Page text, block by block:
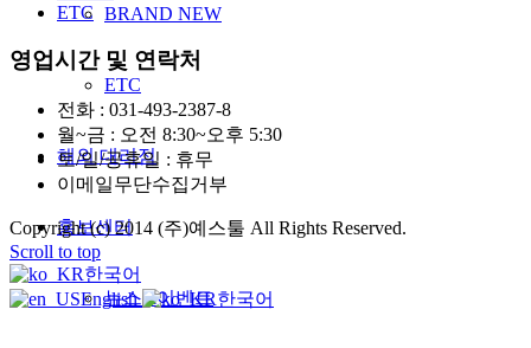
BRAND NEW
ETC
해외 대리점
홍보센터
뉴스&이벤트
ETC
영업시간 및 연락처
전화 : 031-493-2387-8
월~금 : 오전 8:30~오후 5:30
토/일/공휴일 : 휴무
이메일무단수집거부
Copyright (c) 2014 (주)예스툴 All Rights Reserved.
Scroll to top
한국어
English
한국어